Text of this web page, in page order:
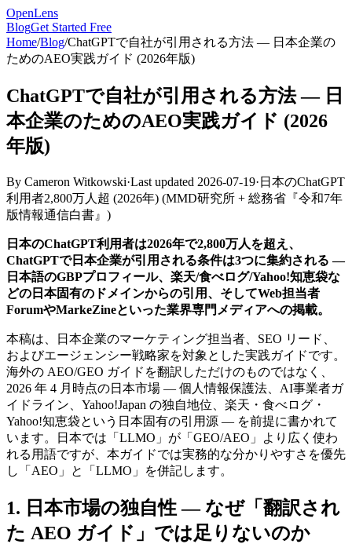
OpenLens
BlogGet Started Free
Home/Blog/ChatGPTで自社が引用される方法 — 日本企業の
ためのAEO実践ガイド (2026年版)
ChatGPTで自社が引用される方法 — 日
本企業のためのAEO実践ガイド (2026
年版)
By Cameron Witkowski·Last updated 2026-07-19· 日本のChatGPT
利用者2,800万人超 (2026年) (MMD研究所 + 総務省『令和7年
版情報通信白書』 )
日本のChatGPT利用者は2026年で2,800万人を超え、
ChatGPTで日本企業が引用される条件は3つに集約される —
日本語のGBPプロフィール、楽天/食べログ/Yahoo!知恵袋な
どの日本固有のドメインからの引用、そしてWeb担当者
ForumやMarkeZineといった業界専門メディアへの掲載。
本稿は、日本企業のマーケティング担当者、SEO リード、
およびエージェンシー戦略家を対象とした実践ガイドです。
海外の AEO/GEO ガイドを翻訳しただけのものではなく、
2026 年 4 月時点の日本市場 — 個人情報保護法、AI事業者ガ
イドライン、Yahoo!Japan の独自地位、楽天・食べログ・
Yahoo!知恵袋という日本固有の引用源 — を前提に書かれて
います。日本では「LLMO」が「GEO/AEO」より広く使わ
れる用語ですが、本ガイドでは実務的な分かりやすさを優先
し「AEO」と「LLMO」を併記します。
1. 日本市場の独自性 — なぜ「翻訳され
た AEO ガイド」では足りないのか